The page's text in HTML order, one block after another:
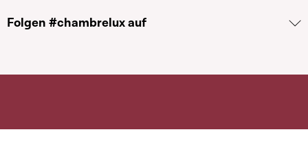
Folgen #chambrelux auf